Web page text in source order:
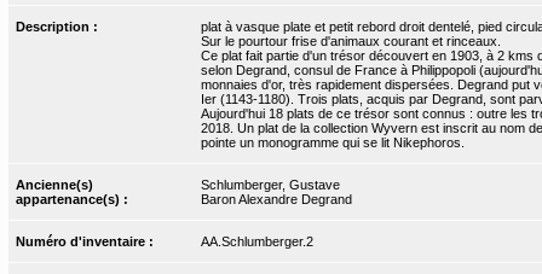
Description :
plat à vasque plate et petit rebord droit dentelé, pied
Sur le pourtour frise d'animaux courant et rinceaux.
Ce plat fait partie d'un trésor découvert en 1903, à 2
selon Degrand, consul de France à Philippopoli
monnaies d'or, très rapidement dispersées. Degrand put
Ier (1143-1180). Trois plats, acquis par Degrand, sont
Aujourd'hui 18 plats de ce trésor sont connus : outre les
2018. Un plat de la collection Wyvern est inscrit au nom
pointe un monogramme qui se lit Nikephoros.
Ancienne(s)
appartenance(s) :
Schlumberger, Gustave
Baron Alexandre Degrand
Numéro d'inventaire : AA.Schlumberger.2